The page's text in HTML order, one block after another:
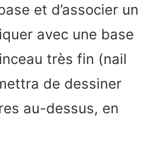
et d’associer un
avec une base
très fin (nail
de dessiner
au-dessus, en